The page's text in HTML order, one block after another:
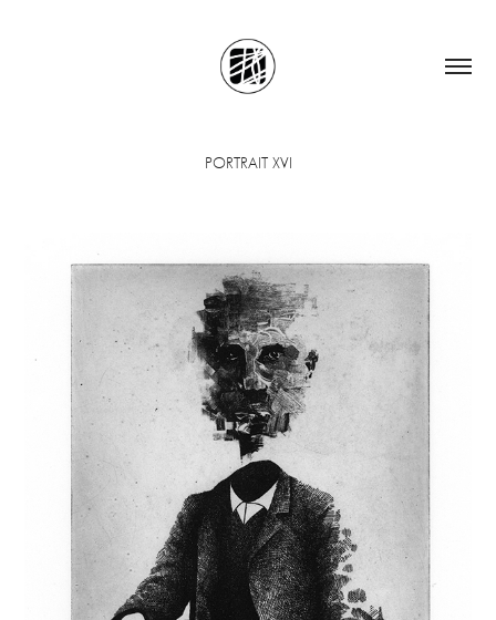
PORTRAIT XVI